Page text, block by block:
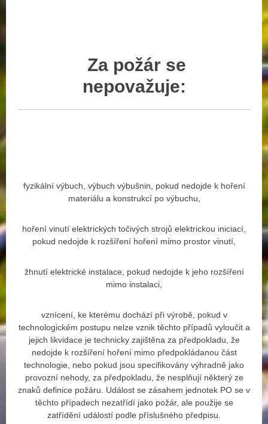
Za požár se
nepovažuje:
fyzikální výbuch, výbuch výbušnin, pokud nedojde k hoření
materiálu a konstrukcí po výbuchu,
hoření vinutí elektrických točivých strojů elektrickou iniciací,
pokud nedojde k rozšíření hoření mimo prostor vinutí,
žhnutí elektrické instalace, pokud nedojde k jeho rozšíření
mimo instalaci,
vznícení, ke kterému dochází při výrobě, pokud v
technologickém postupu nelze vznik těchto případů vyloučit a
jejich likvidace je technicky zajištěna za předpokladu, že
nedojde k rozšíření hoření mimo předpokládanou část
technologie, nebo pokud jsou specifikovány výhradně jako
provozní nehody, za předpokladu, že nesplňují některý ze
znaků definice požáru. Událost se zásahem jednotek PO se v
těchto případech nezatřídí jako požár, ale použije se
zatřídění událostí podle příslušného předpisu.